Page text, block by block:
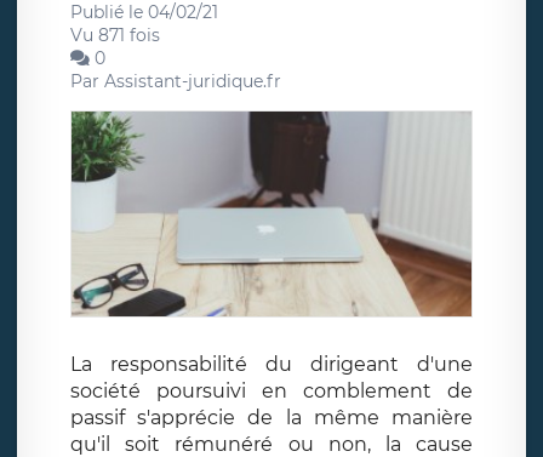
Publié le 04/02/21
Vu 871 fois
0
Par Assistant-juridique.fr
La responsabilité du dirigeant d'une
société poursuivi en comblement de
passif s'apprécie de la même manière
qu'il soit rémunéré ou non, la cause